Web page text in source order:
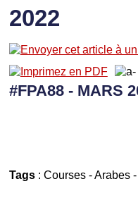
2022
#FPA88 - MARS
Tags: Courses-Arabes-